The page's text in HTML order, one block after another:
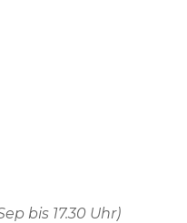
bis 17.30 Uhr)